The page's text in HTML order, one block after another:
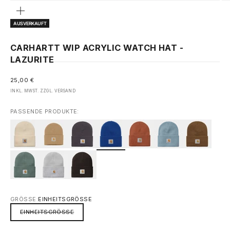
AUSVERKAUFT
CARHARTT WIP ACRYLIC WATCH HAT -
LAZURITE
ANGEBOT
25,00 €
INKL. MWST. ZZGL. VERSAND
PASSENDE PRODUKTE:
GRÖSSE: EINHEITSGRÖSSE
EINHEITSGRÖSSE